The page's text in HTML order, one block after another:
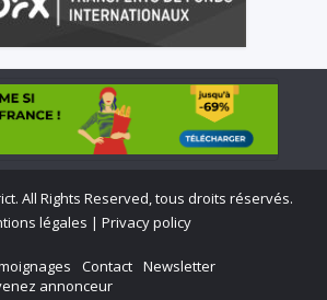
All Rights Reserved, tous droits réservés.
légales | Privacy policy
Contact Newsletter
annonceur